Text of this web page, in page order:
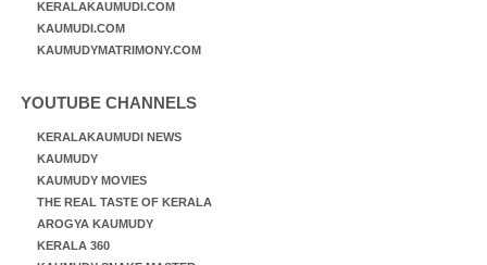
KERALAKAUMUDI.COM
KAUMUDI.COM
KAUMUDYMATRIMONY.COM
YOUTUBE CHANNELS
KERALAKAUMUDI NEWS
KAUMUDY
KAUMUDY MOVIES
THE REAL TASTE OF KERALA
AROGYA KAUMUDY
KERALA 360